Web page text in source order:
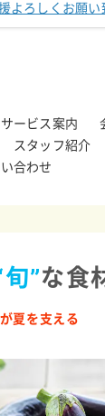
よろしくお願い
サービス案内
スタッフ紹介
合わせ
旬”な食
夏を支える